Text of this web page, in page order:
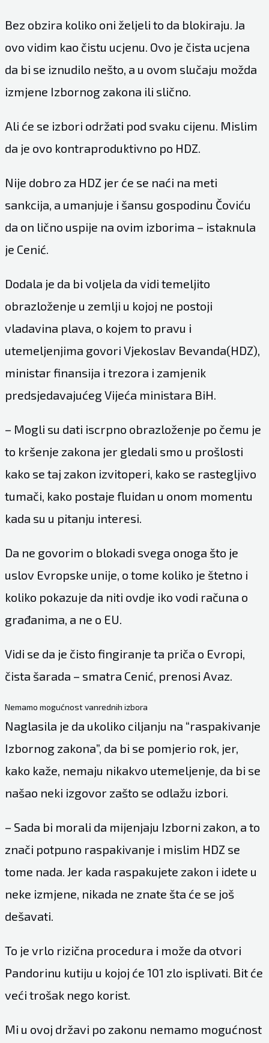
Bez obzira koliko oni željeli to da blokiraju. Ja
ovo vidim kao čistu ucjenu. Ovo je čista ucjena
da bi se iznudilo nešto, a u ovom slučaju možda
izmjene Izbornog zakona ili slično.
Ali će se izbori održati pod svaku cijenu. Mislim
da je ovo kontraproduktivno po HDZ.
Nije dobro za HDZ jer će se naći na meti
sankcija, a umanjuje i šansu gospodinu Čoviću
da on lično uspije na ovim izborima – istaknula
je Cenić.
Dodala je da bi voljela da vidi temeljito
obrazloženje u zemlji u kojoj ne postoji
vladavina plava, o kojem to pravu i
utemeljenjima govori Vjekoslav Bevanda(HDZ),
ministar finansija i trezora i zamjenik
predsjedavajućeg Vijeća ministara BiH.
– Mogli su dati iscrpno obrazloženje po čemu je
to kršenje zakona jer gledali smo u prošlosti
kako se taj zakon izvitoperi, kako se rastegljivo
tumači, kako postaje fluidan u onom momentu
kada su u pitanju interesi.
Da ne govorim o blokadi svega onoga što je
uslov Evropske unije, o tome koliko je štetno i
koliko pokazuje da niti ovdje iko vodi računa o
građanima, a ne o EU.
Vidi se da je čisto fingiranje ta priča o Evropi,
čista šarada – smatra Cenić, prenosi Avaz.
Nemamo mogućnost vanrednih izbora
Naglasila je da ukoliko ciljanju na “raspakivanje
Izbornog zakona”, da bi se pomjerio rok, jer,
kako kaže, nemaju nikakvo utemeljenje, da bi se
našao neki izgovor zašto se odlažu izbori.
– Sada bi morali da mijenjaju Izborni zakon, a to
znači potpuno raspakivanje i mislim HDZ se
tome nada. Jer kada raspakujete zakon i idete u
neke izmjene, nikada ne znate šta će se još
dešavati.
To je vrlo rizična procedura i može da otvori
Pandorinu kutiju u kojoj će 101 zlo isplivati. Bit će
veći trošak nego korist.
Mi u ovoj državi po zakonu nemamo mogućnost